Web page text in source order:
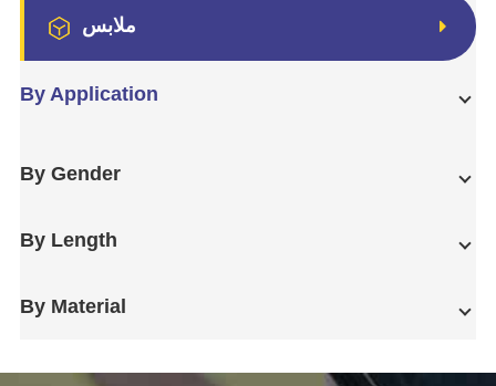
ملابس
By Application
By Gender
By Length
By Material